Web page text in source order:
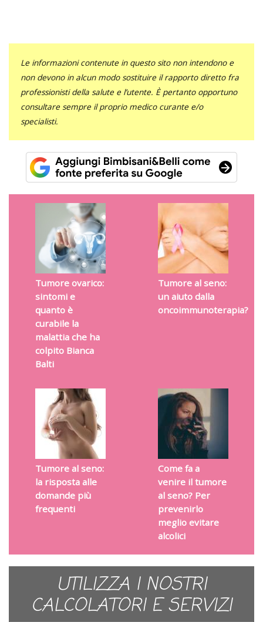
Le informazioni contenute in questo sito non intendono e
non devono in alcun modo sostituire il rapporto diretto fra
professionisti della salute e l’utente. È pertanto opportuno
consultare sempre il proprio medico curante e/o
specialisti.
Tumore ovarico:
sintomi e
quanto è
curabile la
malattia che ha
colpito Bianca
Balti
Tumore al seno:
un aiuto dalla
oncoimmunoterapia?
Tumore al seno:
la risposta alle
domande più
frequenti
Come fa a
venire il tumore
al seno? Per
prevenirlo
meglio evitare
alcolici
UTILIZZA I NOSTRI
CALCOLATORI E SERVIZI